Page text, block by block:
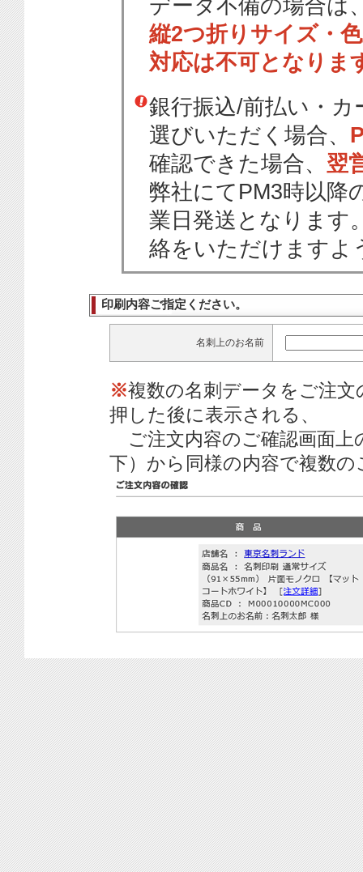
データ不備の場合は
縦2つ折りサイズ・
対応は不可となりま
銀行振込/前払い・
選びいただく場合、
確認できた場合、 翌
弊社にてPM3時以降
業日発送となります
絡をいただけますよ
印刷内容ご指定ください。
名刺上のお名前
※複数の名刺データをご注
押した後に表示される、
ご注文内容のご確認画面上
下）から同様の内容で複数